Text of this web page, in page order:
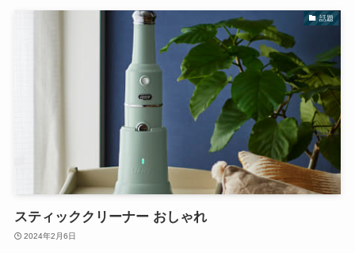
話題
スティッククリーナー おしゃれ
2024年2月6日